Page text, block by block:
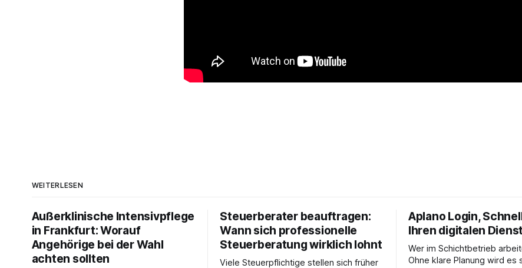
WEITERLESEN
Außerklinische Intensivpflege
in Frankfurt: Worauf
Angehörige bei der Wahl
achten sollten
Steuerberater beauftragen:
Wann sich professionelle
Steuerberatung wirklich lohnt
Viele Steuerpflichtige stellen sich früher
Aplano Login,
Ihren digitalen
Wer im Schichtbetrieb
Ohne klare Planung wird es